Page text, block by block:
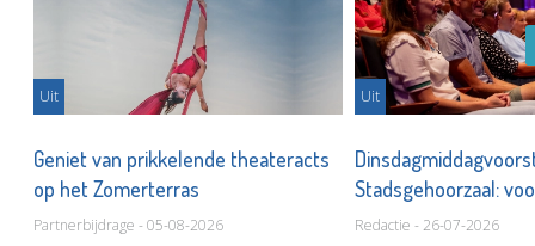
Uit
Geniet van prikkelende theateracts
op het Zomerterras
Partnerbijdrage - 05-08-2026
Uit
Stadsgehoorzaal:
thuis!
Redactie - 26-07-2026